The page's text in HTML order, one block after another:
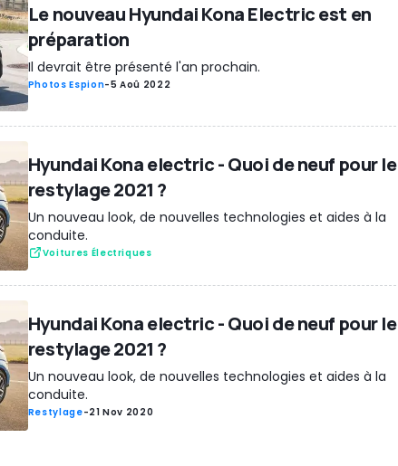
Le nouveau Hyundai Kona Electric est en
préparation
Il devrait être présenté l'an prochain.
Photos Espion-5 Aoû 2022
Hyundai Kona electric - Quoi de neuf pour le
restylage 2021 ?
Un nouveau look, de nouvelles technologies et aides à la
conduite.
Voitures Électriques
Hyundai Kona electric - Quoi de neuf pour le
restylage 2021 ?
Un nouveau look, de nouvelles technologies et aides à la
conduite.
Restylage-21 Nov 2020